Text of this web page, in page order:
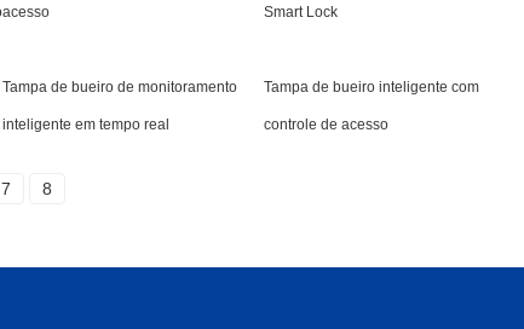
acesso Smart Lock
Tampa de bueiro de monitoramento
inteligente em tempo real
Tampa de bueiro inteligente com
controle de acesso
7 8